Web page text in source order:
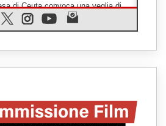
di Ceuta convoca una veglia di
per la pace
sociologica
i cristiani di Taybeh:
davanti alla violenza dei coloni